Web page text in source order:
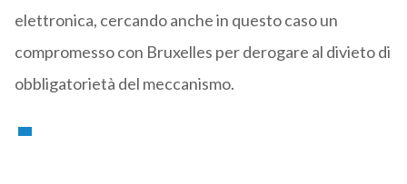
elettronica, cercando anche in questo caso un
compromesso con Bruxelles per derogare al divieto di
obbligatorietà del meccanismo.